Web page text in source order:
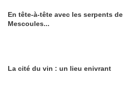
En tête-à-tête avec les serpents de
Mescoules...
La cité du vin : un lieu enivrant